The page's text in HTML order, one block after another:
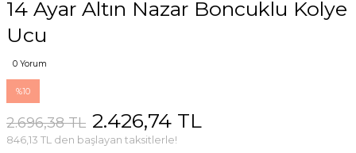
14 Ayar Altın Nazar Boncuklu Kolye
Ucu
0 Yorum
%10
2.696,38 TL 2.426,74 TL
846,13 TL den başlayan taksitlerle!